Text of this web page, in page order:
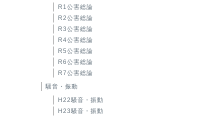
R1公害総論
R2公害総論
R3公害総論
R4公害総論
R5公害総論
R6公害総論
R7公害総論
騒音・振動
H22騒音・振動
H23騒音・振動